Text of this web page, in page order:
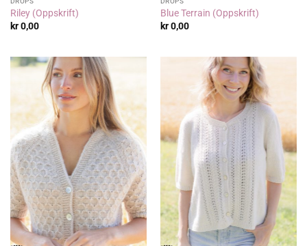
Riley (Oppskrift)
kr0,00
Blue Terrain (Oppskrift)
kr0,00